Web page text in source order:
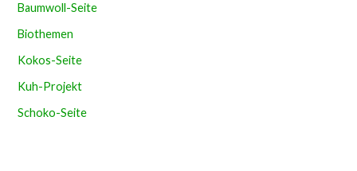
Baumwoll-Seite
Biothemen
Kokos-Seite
Kuh-Projekt
Schoko-Seite